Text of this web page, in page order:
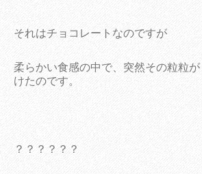
それはチョコレートなのですが
柔らかい食感の中で、突然その粒粒
けたのです。
？？？？？？